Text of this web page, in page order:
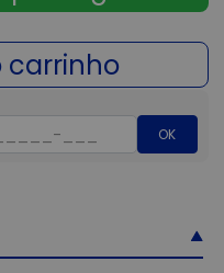
OK